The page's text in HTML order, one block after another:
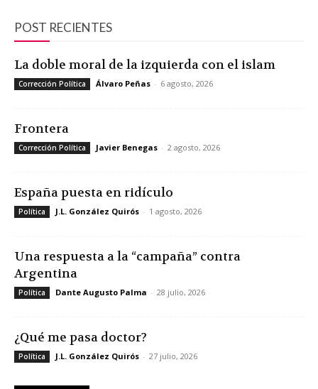
POST RECIENTES
La doble moral de la izquierda con el islam
Corrección Política Álvaro Peñas - 6 agosto, 2026
Frontera
Corrección Política Javier Benegas - 2 agosto, 2026
España puesta en ridículo
Política J.L. González Quirós - 1 agosto, 2026
Una respuesta a la “campaña” contra
Argentina
Política Dante Augusto Palma - 28 julio, 2026
¿Qué me pasa doctor?
Política J.L. González Quirós - 27 julio, 2026